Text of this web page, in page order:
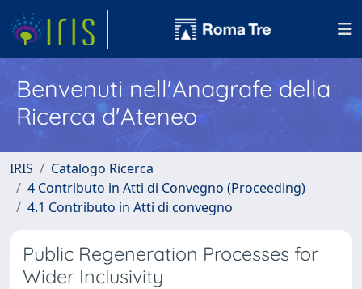
Benvenuti nell'Anagrafe della
Ricerca d'Ateneo
IRIS
Catalogo Ricerca
4 Contributo in Atti di Convegno (Proceeding)
4.1 Contributo in Atti di convegno
Public Regeneration Processes for
Wider Inclusivity